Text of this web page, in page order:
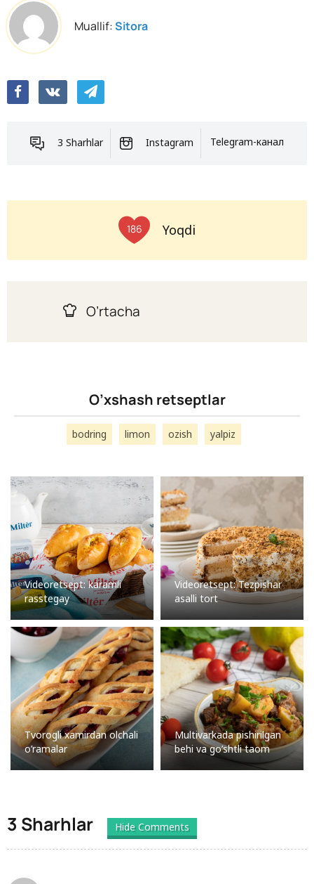
Muallif:Sitora
3 Sharhlar Instagram Telegram-канал
186 Yoqdi
O’rtacha
O’xshash retseptlar
bodring limon ozish yalpiz
Videoretsept: karamli
rasstegay
Videoretsept: Tezpishar
asalli tort
Tvorogli xamirdan olchali
o’ramalar
Multivarkada pishirilgan
behi va go’shtli taom
3 Sharhlar Hide Comments